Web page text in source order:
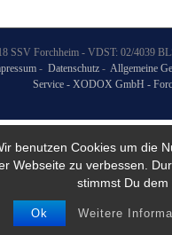
benutzen Cookies um die
Webseite zu verbessen.
stimmst Du dem
Ok Weitere
SSV Forchheim - VDST: 02/4039
- Datenschutz - Allgemeine
Service - XODOX GmbH -